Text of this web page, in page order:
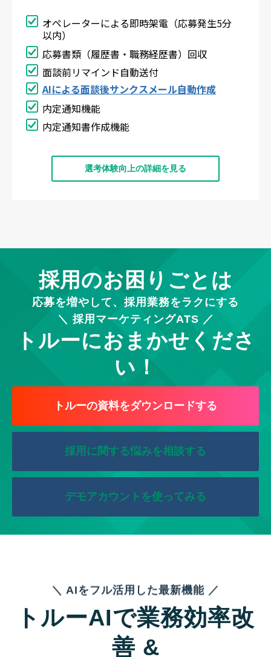
オペレーターによる即時架電（応募発生5分
以内）
応募書類（履歴書・職務経歴書）回収
面談前リマインド自動送付
AIによる面談後サンクスメール自動作成
内定通知機能
内定通知書作成機能
選考体験向上の詳細を見る
採用のお困りごとは
応募を増やして、採用業務をラクにする
＼ 採用マーケティングATS ／
トルーにおまかせくださ
い！
トルーの資料をダウンロードする
採用に関する悩みを相談する
デモアカウントを使ってみる
＼ AIをフル活用した最新機能 ／
トルーAIで業務効率改
善 &